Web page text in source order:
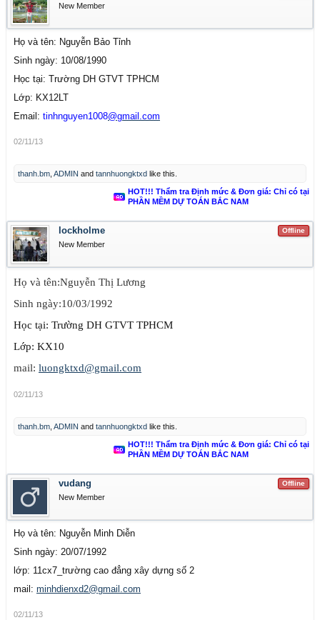
New Member
Họ và tên: Nguyễn Bảo Tỉnh
Sinh ngày: 10/08/1990
Học tại: Trường DH GTVT TPHCM
Lớp: KX12LT
Email: tinhnguyen1008@gmail.com
02/11/13
thanh.bm ADMIN and tannhuongktxd like this.
HOT!!! Thẩm tra Định mức & Đơn giá: Chỉ có tại
PHẦN MỀM DỰ TOÁN BẮC NAM
Offline
lockholme
New Member
Họ và tên:Nguyễn Thị Lương
Sinh ngày:10/03/1992
Học tại: Trường DH GTVT TPHCM
Lớp: KX10
mail: luongktxd@gmail.com
02/11/13
thanh.bm ADMIN and tannhuongktxd like this.
HOT!!! Thẩm tra Định mức & Đơn giá: Chỉ có tại
PHẦN MỀM DỰ TOÁN BẮC NAM
Offline
vudang
New Member
Họ và tên: Nguyễn Minh Diễn
Sinh ngày: 20/07/1992
lớp: 11cx7_trường cao đẳng xây dựng số 2
mail: minhdienxd2@gmail.com
02/11/13